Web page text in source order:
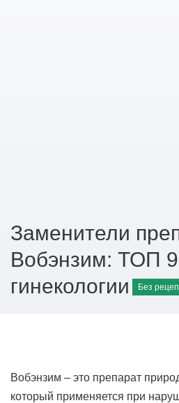
Заменители
Вобэнзим: ТОП 9
гинекологии
Без
Вобэнзим – это препарат
который применяется при